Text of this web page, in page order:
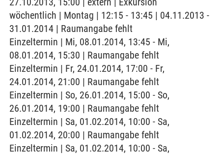
wöchentlich | Montag | 12:15 - 13:45 | 04.11.2013 -
31.01.2014 | Raumangabe fehlt
Einzeltermin | Mi, 08.01.2014, 13:45 - Mi,
08.01.2014, 15:30 | Raumangabe fehlt
Einzeltermin | Fr, 24.01.2014, 17:00 - Fr,
24.01.2014, 21:00 | Raumangabe fehlt
Einzeltermin | So, 26.01.2014, 15:00 - So,
26.01.2014, 19:00 | Raumangabe fehlt
Einzeltermin | Sa, 01.02.2014, 10:00 - Sa,
01.02.2014, 20:00 | Raumangabe fehlt
Einzeltermin | Sa, 01.02.2014, 10:00 - Sa,